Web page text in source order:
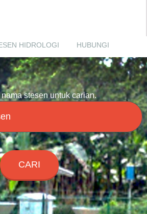
HIDROLOGI HUBUNGI
stesen untuk carian.